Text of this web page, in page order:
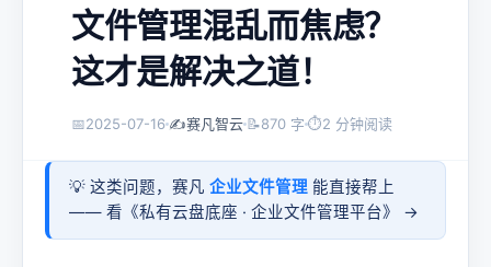
文件管理混乱而焦虑？
这才是解决之道！
📅2025-07-16 ✍️赛凡智云 📝870 字 ⏱2 分钟阅读
💡 这类问题，赛凡 企业文件管理 能直接帮上
—— 看《私有云盘底座 · 企业文件管理平台》 →